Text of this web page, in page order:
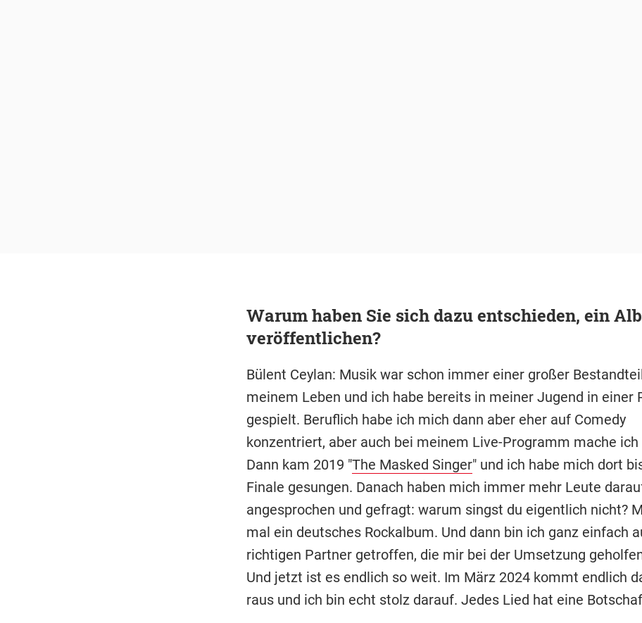
Warum haben Sie sich dazu entschieden, ein
veröffentlichen?
Bülent Ceylan: Musik war schon immer einer großer
meinem Leben und ich habe bereits in meiner Jugend in einer
gespielt. Beruflich habe ich mich dann aber eher auf Comedy
konzentriert, aber auch bei meinem Live-Programm mache ich
Dann kam 2019 "The Masked Singer" und ich habe mich dort
Finale gesungen. Danach haben mich immer mehr Leute
angesprochen und gefragt: warum singst du eigentlich nicht?
mal ein deutsches Rockalbum. Und dann bin ich ganz einfach
richtigen Partner getroffen, die mir bei der Umsetzung
Und jetzt ist es endlich so weit. Im März 2024 kommt endlich
raus und ich bin echt stolz darauf. Jedes Lied hat eine